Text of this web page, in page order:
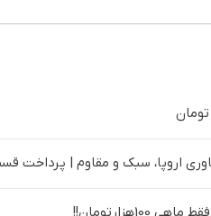
اروپا، سبک و مقاوم | پرداخت